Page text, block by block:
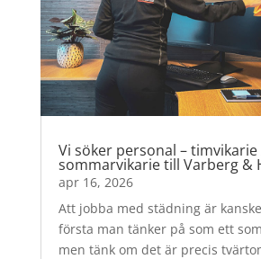
Vi söker personal –
sommarvikarie till Varberg &
apr 16, 2026
Att jobba med städning är
första man tänker på som ett
men tänk om det är precis